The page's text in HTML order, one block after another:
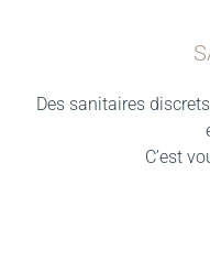
Des sanitaires
C’est